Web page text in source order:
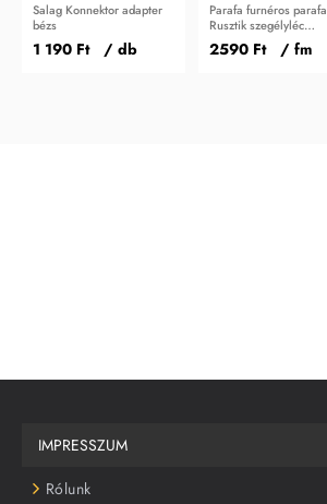
Salag Konnektor adapter
bézs
1 190 Ft / db
Parafa furnéros parafa
Rusztik szegélyléc
lakkozott 45 mm
2590 Ft / fm
IMPRESSZUM
Rólunk